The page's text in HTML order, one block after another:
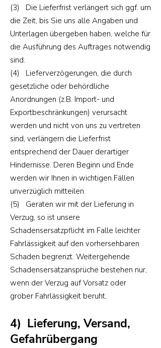
(3) Die Lieferfrist verlängert sich ggf. um
die Zeit, bis Sie uns alle Angaben und
Unterlagen übergeben haben, welche für
die Ausführung des Auftrages notwendig
sind.
(4) Lieferverzögerungen, die durch
gesetzliche oder behördliche
Anordnungen (z.B. Import- und
Exportbeschränkungen) verursacht
werden und nicht von uns zu vertreten
sind, verlängern die Lieferfrist
entsprechend der Dauer derartiger
Hindernisse. Deren Beginn und Ende
werden wir Ihnen in wichtigen Fällen
unverzüglich mitteilen.
(5) Geraten wir mit der Lieferung in
Verzug, so ist unsere
Schadensersatzpflicht im Falle leichter
Fahrlässigkeit auf den vorhersehbaren
Schaden begrenzt. Weitergehende
Schadensersatzansprüche bestehen nur,
wenn der Verzug auf Vorsatz oder
grober Fahrlässigkeit beruht.
4) Lieferung, Versand,
Gefahrübergang